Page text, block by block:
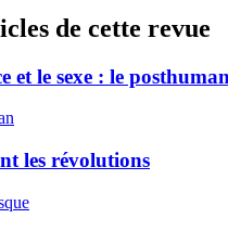
de cette revue
et le sexe : le
les révolutions